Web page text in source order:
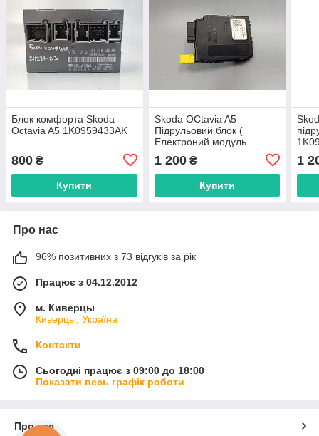
Блок комфорта Skoda
Octavia A5 1K0959433AK
800 ₴
Купити
Skoda OCtavia A5
Підрульовий блок (
Електроний модуль
підрульових перемикачів)
1K0953549AE
1 200₴
Купити
1
Про нас
96% позитивних з 73 відгуків за рік
Працює з 04.12.2012
м. Киверцы
Киверцы, Україна
Контакти
Сьогодні працює з 09:00 до 18:00
Показати весь графік роботи
Про нас